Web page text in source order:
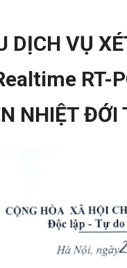
DỊCH VỤ
RT-
NHIỆT ĐỚI